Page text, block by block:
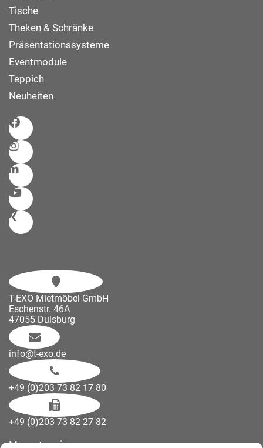
Tische
Theken & Schränke
Präsentationssysteme
Eventmodule
Teppich
Neuheiten
T-EXO Mietmöbel GmbH
Eschenstr. 46A
47055 Duisburg
info@t-exo.de
+49 (0)203 73 82 17 80
+49 (0)203 73 82 27 82
Messetermine